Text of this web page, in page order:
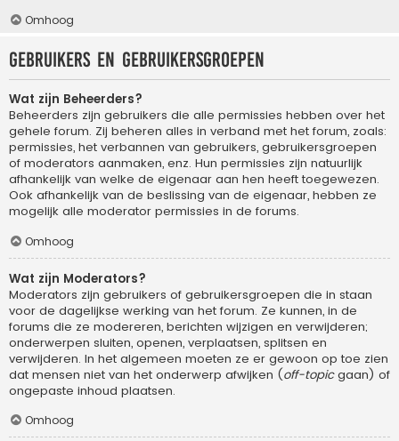
Omhoog
Gebruikers en gebruikersgroepen
Wat zijn Beheerders?
Beheerders zijn gebruikers die alle permissies hebben over het
gehele forum. Zij beheren alles in verband met het forum, zoals:
permissies, het verbannen van gebruikers, gebruikersgroepen
of moderators aanmaken, enz. Hun permissies zijn natuurlijk
afhankelijk van welke de eigenaar aan hen heeft toegewezen.
Ook afhankelijk van de beslissing van de eigenaar, hebben ze
mogelijk alle moderator permissies in de forums.
Omhoog
Wat zijn Moderators?
Moderators zijn gebruikers of gebruikersgroepen die in staan
voor de dagelijkse werking van het forum. Ze kunnen, in de
forums die ze modereren, berichten wijzigen en verwijderen;
onderwerpen sluiten, openen, verplaatsen, splitsen en
verwijderen. In het algemeen moeten ze er gewoon op toe zien
dat mensen niet van het onderwerp afwijken (off-topicgaan) of
ongepaste inhoud plaatsen.
Omhoog